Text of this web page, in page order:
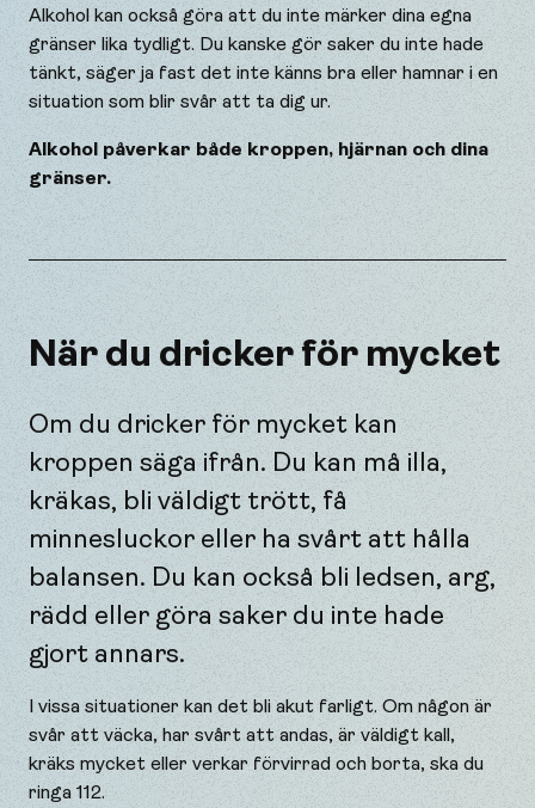
Alkohol kan också göra att du inte märker dina egna
gränser lika tydligt. Du kanske gör saker du inte hade
tänkt, säger ja fast det inte känns bra eller hamnar i en
situation som blir svår att ta dig ur.
Alkohol påverkar både kroppen, hjärnan och dina
gränser.
När du dricker för mycket
Om du dricker för mycket kan
kroppen säga ifrån. Du kan må illa,
kräkas, bli väldigt trött, få
minnesluckor eller ha svårt att hålla
balansen. Du kan också bli ledsen, arg,
rädd eller göra saker du inte hade
gjort annars.
I vissa situationer kan det bli akut farligt. Om någon är
svår att väcka, har svårt att andas, är väldigt kall,
kräks mycket eller verkar förvirrad och borta, ska du
ringa 112.